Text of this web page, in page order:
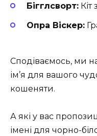
Бігглсворт: Кіт
Опра Віскер:
Сподіваємось, ми
ім’я для вашого
кошеняти.
А які у вас
імені для чорно-